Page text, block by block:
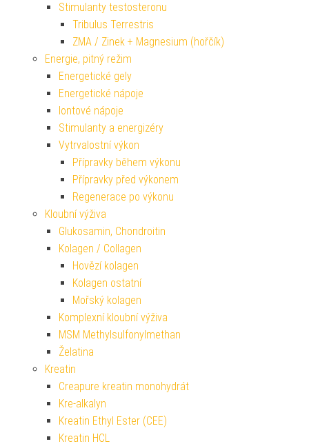
Stimulanty testosteronu
Tribulus Terrestris
ZMA / Zinek + Magnesium (hořčík)
Energie, pitný režim
Energetické gely
Energetické nápoje
Iontové nápoje
Stimulanty a energizéry
Vytrvalostní výkon
Přípravky během výkonu
Přípravky před výkonem
Regenerace po výkonu
Kloubní výživa
Glukosamin, Chondroitin
Kolagen / Collagen
Hovězí kolagen
Kolagen ostatní
Mořský kolagen
Komplexní kloubní výživa
MSM Methylsulfonylmethan
Želatina
Kreatin
Creapure kreatin monohydrát
Kre-alkalyn
Kreatin Ethyl Ester (CEE)
Kreatin HCL